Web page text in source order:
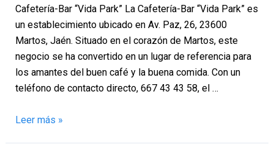
Cafetería-Bar “Vida Park” La Cafetería-Bar “Vida Park” es
un establecimiento ubicado en Av. Paz, 26, 23600
Martos, Jaén. Situado en el corazón de Martos, este
negocio se ha convertido en un lugar de referencia para
los amantes del buen café y la buena comida. Con un
teléfono de contacto directo, 667 43 43 58, el …
–
Jaén
Leer más »